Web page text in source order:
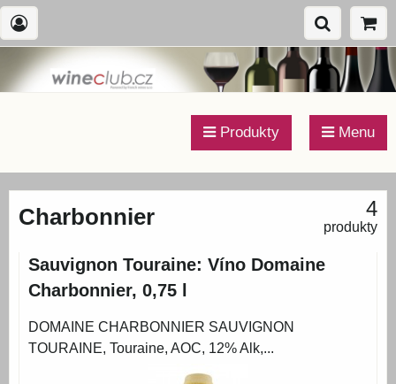
Produkty Menu
Charbonnier 4
produkty
Sauvignon Touraine: Víno Domaine
Charbonnier, 0,75 l
DOMAINE CHARBONNIER SAUVIGNON
TOURAINE, Touraine, AOC, 12% Alk,...